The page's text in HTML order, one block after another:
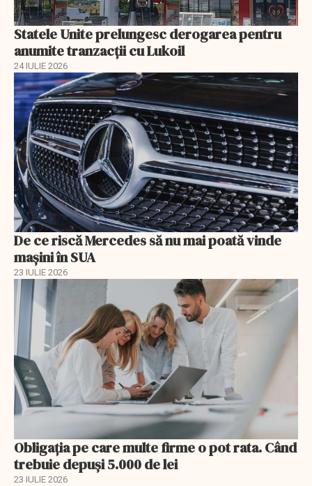
Statele Unite prelungesc derogarea pentru
anumite tranzacții cu Lukoil
24 IULIE 2026
De ce riscă Mercedes să nu mai poată vinde
mașini în SUA
23 IULIE 2026
Obligația pe care multe firme o pot rata. Când
trebuie depuși 5.000 de lei
23 IULIE 2026